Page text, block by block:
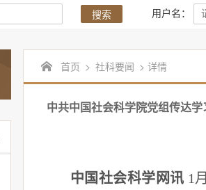
搜索 用户名：
首页 > 社科要闻 > 详情
中共中国社会科学院党组传达
中国社会科学网讯 1